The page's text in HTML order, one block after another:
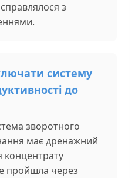
з
систему
до
зворотного
має дренажний
концентрату
пройшла через